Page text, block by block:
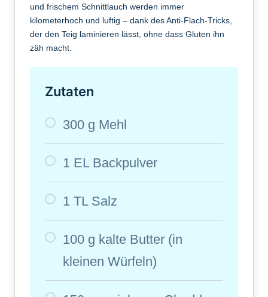
und frischem Schnittlauch werden immer
kilometerhoch und luftig – dank des Anti-Flach-Tricks,
der den Teig laminieren lässt, ohne dass Gluten ihn
zäh macht.
Zutaten
300 g Mehl
1 EL Backpulver
1 TL Salz
100 g kalte Butter (in
kleinen Würfeln)